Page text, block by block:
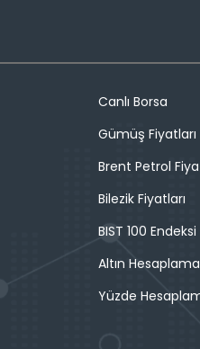
Canlı Borsa
Gümüş Fiyatları
Brent Petrol
Bilezik Fiyatları
BIST 100 Endeksi
Altın Hesaplama
Yüzde